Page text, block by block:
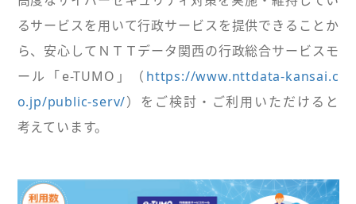
るサービスを用いて行政サービスを提供できることか
ら、安心してＮＴＴデータ関西の行政総合サービスモ
ール「e-TUMO」（ https://www.nttdata-kansai.c
o.jp/public-serv/）をご検討・ご利用いただけると
考えています。